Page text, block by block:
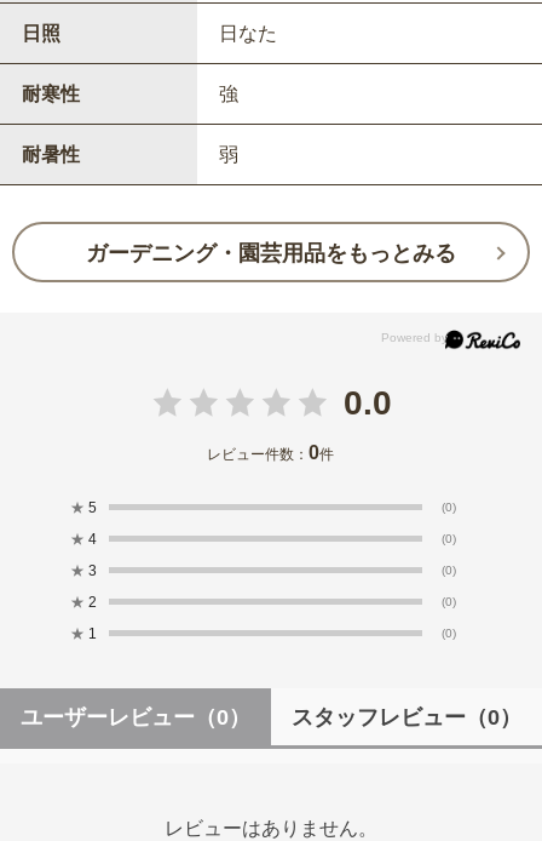
日照 日なた
耐寒性 強
耐暑性 弱
ガーデニング・園芸用品をもっとみる
0.0
レビュー件数：0件
★ 5 (0)
★ 4 (0)
★ 3 (0)
★ 2 (0)
★ 1 (0)
ユーザーレビュー （0） スタッフレビュー （0）
レビューはありません。